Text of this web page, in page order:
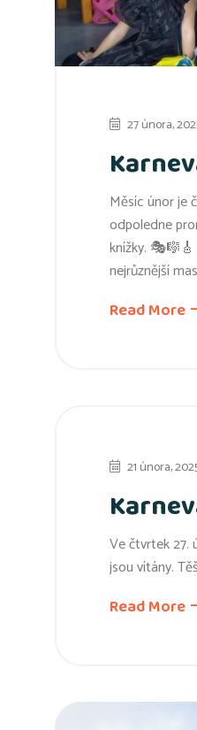
27 února,
Měsíc únor je
odpoledne
knížky.
nejrůznější
Read More
21 února,
Ve čtvrtek 27.
jsou vítány.
Read More